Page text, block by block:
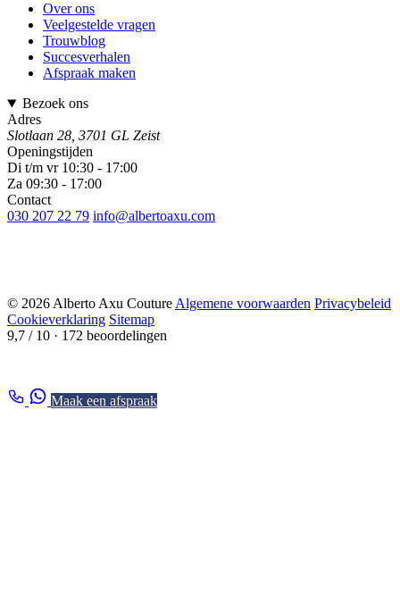
Over ons
Veelgestelde vragen
Trouwblog
Succesverhalen
Afspraak maken
Bezoek ons
Adres
Slotlaan 28, 3701 GL Zeist
Openingstijden
Di t/m vr 10:30 - 17:00
Za 09:30 - 17:00
Contact
030 207 22 79 info@albertoaxu.com
© 2026 Alberto Axu Couture Algemene voorwaarden Privacybeleid
Cookieverklaring Sitemap
9,7 / 10 · 172 beoordelingen
Maak een afspraak